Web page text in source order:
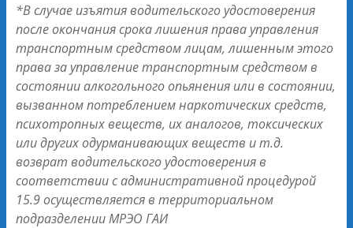
*В случае изъятия водительского удостоверения
после окончания срока лишения права управления
транспортным средством лицам, лишенным этого
права за управление транспортным средством в
состоянии алкогольного опьянения или в состоянии,
вызванном потреблением наркотических средств,
психотропных веществ, их аналогов, токсических
или других одурманивающих веществ и т.д.
возврат водительского удостоверения в
соответствии с административной процедурой
15.9 осуществляется в территориальном
подразделении МРЭО ГАИ